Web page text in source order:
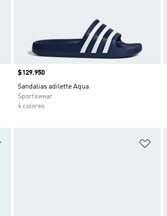
Precio
$129.950
Sandalias adilette Aqua
Sportswear
4 colores